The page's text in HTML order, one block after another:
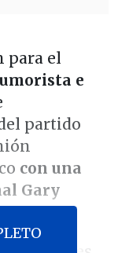
para el
e
partido
con una
Gary